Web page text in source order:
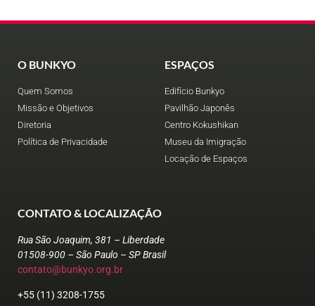
O BUNKYO
Quem Somos
Missão e Objetivos
Diretoria
Política de Privacidade
ESPAÇOS
Edifício Bunkyo
Pavilhão Japonês
Centro Kokushikan
Museu da Imigração
Locação de Espaços
CONTATO & LOCALIZAÇÃO
Rua São Joaquim, 381 – Liberdade
01508-900 – São Paulo – SP Brasil
contato@bunkyo.org.br
+55 (11) 3208-1755